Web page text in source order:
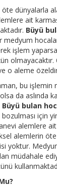
dünyalarla
ait
Büyü
medyum
işlem
olmayacaktır.
o aleme
bu işlemin
da aslında
Büyü bulan
için
alemlere ait
alemlerin
yoktur.
müdahale